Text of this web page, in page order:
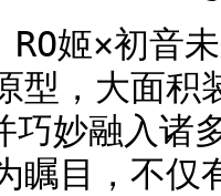
姬×初音
型，大面
巧妙融入诸
瞩目，不仅